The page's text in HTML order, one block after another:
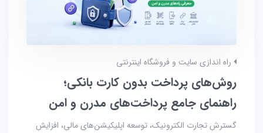
راه اندازی سایت و فروشگاه اینترنتی
روش‌های پرداخت بدون کارت بانکی؛
راهنمای جامع پرداخت‌های مدرن و امن
گسترش تجارت الکترونیک، توسعه اپلیکیشن‌های مالی، افزایش